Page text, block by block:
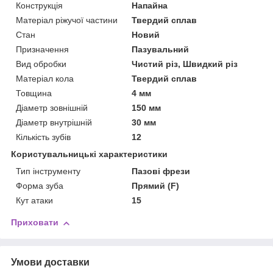
Конструкція
Напайна
Матеріал ріжучої частини
Твердий сплав
Стан
Новий
Призначення
Пазувальний
Вид обробки
Чистий різ, Швидкий різ
Матеріал кола
Твердий сплав
Товщина
4 мм
Діаметр зовнішній
150 мм
Діаметр внутрішній
30 мм
Кількість зубів
12
Користувальницькі характеристики
Тип інструменту
Пазові фрези
Форма зуба
Прямий (F)
Кут атаки
15
Приховати
Умови доставки